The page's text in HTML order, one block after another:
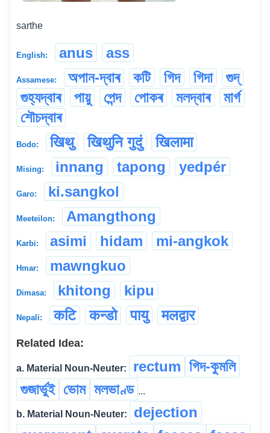
sarthe
English: anus ass
Assamese: অপান-দ্বাৰ কটি গিদ গিদা
গুদ্
গুহ্যদ্বাৰ
পায়ু পেন্দ পোকৰ মলদ্বাৰ
মাৰ্গ
শৌচদ্বাৰ
Bodo: खिथु खिथुनि गुदुं खिलामा
Mising: innang tapong yedpér
Garo: ki.sangkol
Meeteilon: Amangthong
Karbi: asimi hidam mi-angkok
Hmar: mawngkuo
Dimasa: khitong kipu
Nepali: कटि कन्डो पायु मलद्वार
Related Idea:
a. Material Noun-Neuter: rectum গিদ-কুমলি
গুজাৰ্ভুই ভোম মলভাণ্ড ...
b. Material Noun-Neuter:
dejection